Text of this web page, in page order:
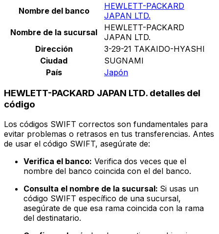
Nombre del banco
HEWLETT-PACKARD
JAPAN LTD.
Nombre de la sucursal
HEWLETT-PACKARD
JAPAN LTD.
Dirección
3-29-21 TAKAIDO-HYASHI
Ciudad
SUGNAMI
País
Japón
HEWLETT-PACKARD JAPAN LTD. detalles del
código
Los códigos SWIFT correctos son fundamentales para
evitar problemas o retrasos en tus transferencias. Antes
de usar el código SWIFT, asegúrate de:
Verifica el banco: Verifica dos veces que el
nombre del banco coincida con el del banco.
Consulta el nombre de la sucursal: Si usas un
código SWIFT específico de una sucursal,
asegúrate de que esa rama coincida con la rama
del destinatario.